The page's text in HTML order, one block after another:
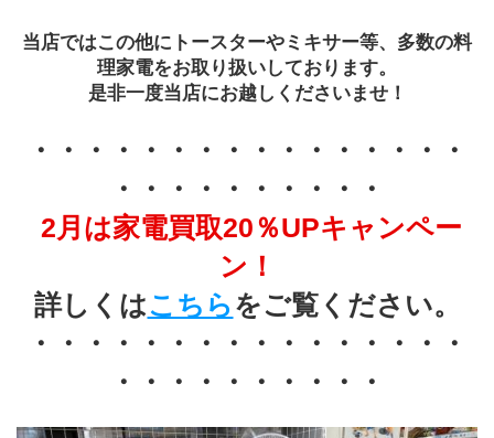
当店ではこの他にトースターやミキサー等、多数の料
理家電をお取り扱いしております。
是非一度当店にお越しくださいませ！
・・・・・・・・・・・・・・・・
・・・・・・・・・・
2月は家電買取20％UPキャンペー
ン！
詳しくはこちら をご覧ください。
・・・・・・・・・・・・・・・・
・・・・・・・・・・